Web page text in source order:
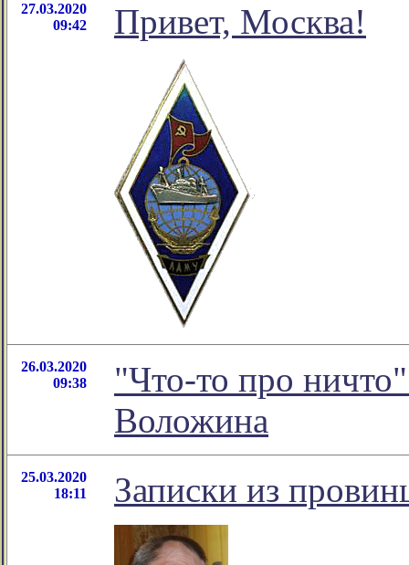
27.03.2020
09:42
Привет, Москва!
26.03.2020
09:38
"Что-то про
Воложина
25.03.2020
18:11
Записки из